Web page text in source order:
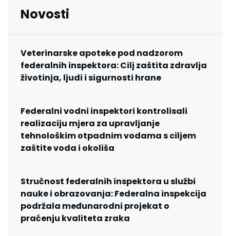
Novosti
Veterinarske apoteke pod nadzorom
federalnih inspektora: Cilj zaštita zdravlja
životinja, ljudi i sigurnosti hrane
Federalni vodni inspektori kontrolisali
realizaciju mjera za upravljanje
tehnološkim otpadnim vodama s ciljem
zaštite voda i okoliša
Stručnost federalnih inspektora u službi
nauke i obrazovanja: Federalna inspekcija
podržala međunarodni projekat o
praćenju kvaliteta zraka